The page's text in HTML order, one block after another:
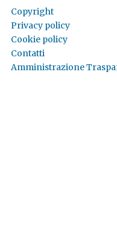
Copyright
Privacy policy
Cookie policy
Contatti
Amministrazione